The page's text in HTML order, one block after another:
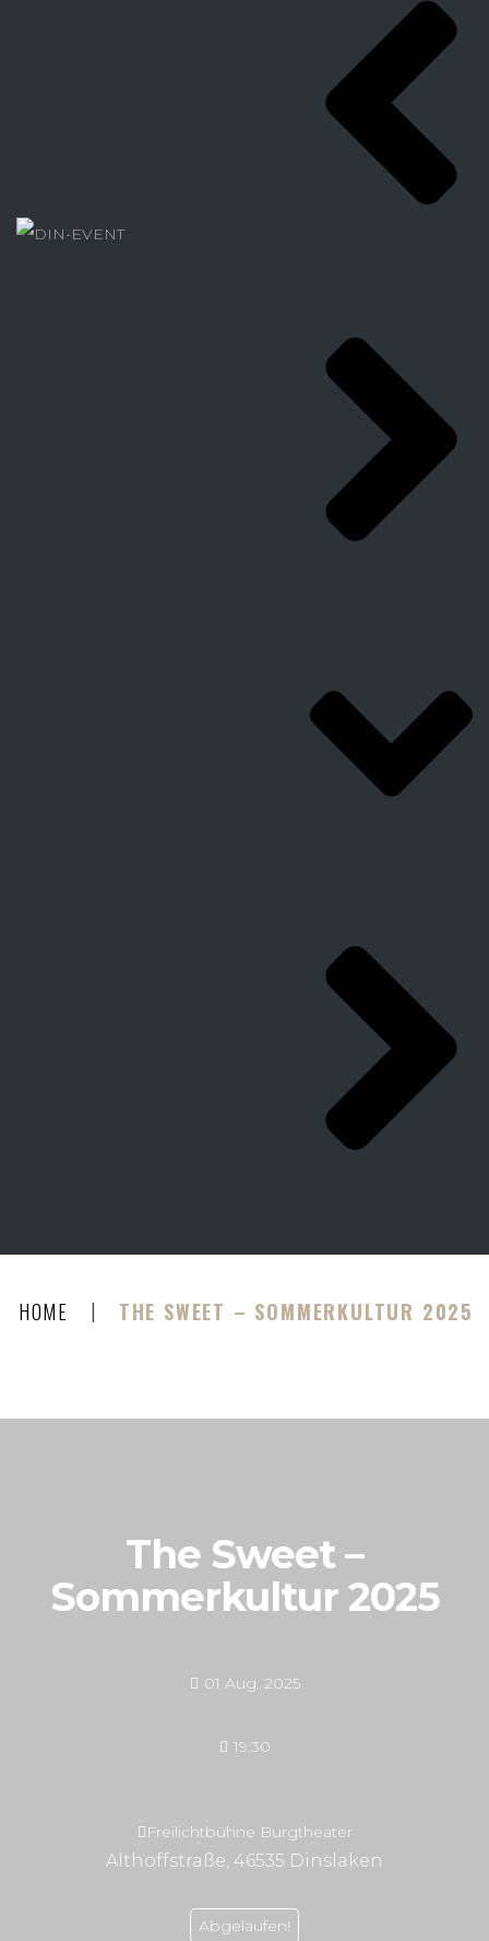
HOME | THE SWEET – SOMMERKULTUR 2025
The Sweet –
Sommerkultur 2025
01 Aug. 2025
Abgelaufen!
19:30
Freilichtbühne Burgtheater
Althoffstraße, 46535 Dinslaken